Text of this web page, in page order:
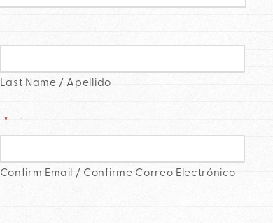
Last Name / Apellido
*
Confirm Email / Confirme Correo Electrónico